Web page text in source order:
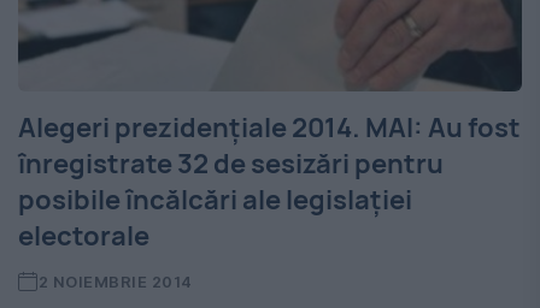
Alegeri prezidențiale 2014. MAI: Au fost
înregistrate 32 de sesizări pentru
posibile încălcări ale legislaţiei
electorale
2 NOIEMBRIE 2014